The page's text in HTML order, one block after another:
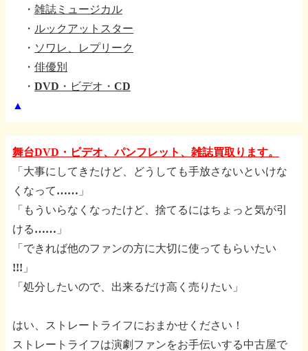
・ 雑誌ミュージカル
・ ルックアットスター
・ ソワレ、レプリーク
・ 俳優別
・ DVD・ビデオ・CD
▲
舞台DVD・ビデオ、パンフレット、雑誌買取ります。
「大事にしてきたけど、どうしても手放さないといけな
くなって……」
「もういらなくなったけど、捨てるにはちょっと気が引
ける……」
「できれば他のファンの方に大切に使ってもらいたい
!!!」
「処分したいので、出来るだけ高く売りたい」
はい、ストレートライフにおまかせください！
ストレートライフは演劇ファンをお手伝いする中古屋で